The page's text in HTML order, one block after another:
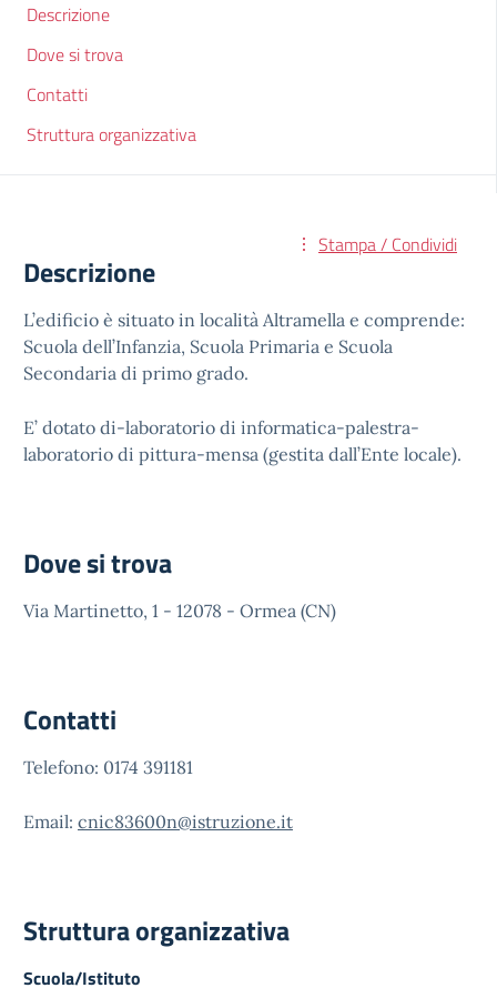
Descrizione
Dove si trova
Contatti
Struttura organizzativa
Stampa / Condividi
Descrizione
L’edificio è situato in località Altramella e comprende:
Scuola dell’Infanzia, Scuola Primaria e Scuola
Secondaria di primo grado.
E’ dotato di-laboratorio di informatica-palestra-
laboratorio di pittura-mensa (gestita dall’Ente locale).
Dove si trova
Via Martinetto, 1 - 12078 - Ormea (CN)
Contatti
Telefono: 0174 391181
Email: cnic83600n@istruzione.it
Struttura organizzativa
Scuola/Istituto